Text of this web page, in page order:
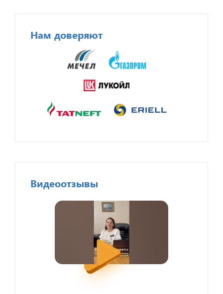
Нам доверяют
Видеоотзывы